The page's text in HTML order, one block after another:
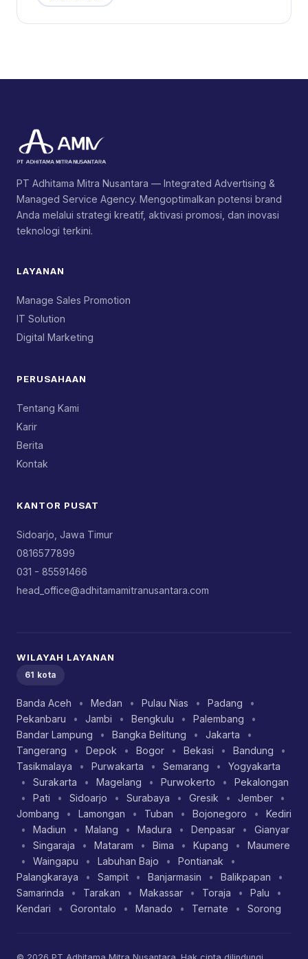
PT Adhitama Mitra Nusantara — Integrated Advertising &
Managed Service Agency. Mengoptimalkan potensi brand
Anda melalui strategi kreatif, aktivasi promosi, dan inovasi
teknologi terkini.
LAYANAN
Manage Sales Promotion
IT Solution
Digital Marketing
PERUSAHAAN
Tentang Kami
Karir
Berita
Kontak
KANTOR PUSAT
Sidoarjo, Jawa Timur
0816577899
031 - 85591466
head_office@adhitamamitranusantara.com
WILAYAH LAYANAN
61 kota
Banda Aceh • Medan • Pulau Nias • Padang
•
Pekanbaru
• Jambi • Bengkulu • Palembang
•
Bandar Lampung
• Bangka Belitung • Jakarta
•
Tangerang
• Depok • Bogor • Bekasi • Bandung
•
Tasikmalaya
• Purwakarta • Semarang •
Yogyakarta
•
Surakarta • Magelang • Purwokerto •
Pekalongan
•
Pati • Sidoarjo • Surabaya • Gresik • Jember
•
Jombang
• Lamongan • Tuban • Bojonegoro •
Kediri
•
Madiun • Malang • Madura • Denpasar •
Gianyar
•
Singaraja • Mataram • Bima • Kupang •
Maumere
•
Waingapu • Labuhan Bajo • Pontianak
•
Palangkaraya
• Sampit • Banjarmasin • Balikpapan
•
Samarinda
• Tarakan • Makassar • Toraja • Palu
•
Kendari
• Gorontalo • Manado • Ternate • Sorong
© 2026 PT Adhitama Mitra Nusantara. Hak cipta dilindungi.